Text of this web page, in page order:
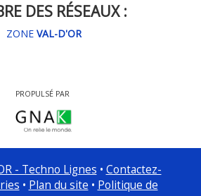
DES RÉSEAUX :
ZONE VAL-D'OR
PROPULSÉ PAR
- Techno Lignes • Contactez-
• Plan du site • Politique de